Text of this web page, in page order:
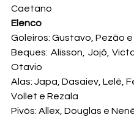
Caetano
Elenco
Goleiros: Gustavo, Pezão
Beques: Alisson, Jojô,
Otavio
Alas: Japa, Dasaiev, Lelê,
Vollet e Rezala
Pivôs: Allex, Douglas e